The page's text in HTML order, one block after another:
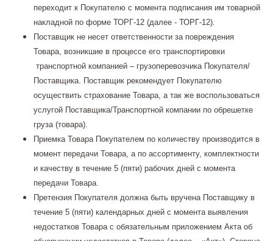
переходит к Покупателю с момента подписания им товарной
накладной по форме ТОРГ-12 (далее - ТОРГ-12).
Поставщик не несет ответственности за повреждения
Товара, возникшие в процессе его транспортировки
транспортной компанией – грузоперевозчика Покупателя/
Поставщика. Поставщик рекомендует Покупателю
осуществить страхование Товара, а так же воспользоваться
услугой Поставщика/Транспортной компании по обрешетке
груза (товара).
Приемка Товара Покупателем по количеству производится в
момент передачи Товара, а по ассортименту, комплектности
и качеству в течение 5 (пяти) рабочих дней с момента
передачи Товара.
Претензия Покупателя должна быть вручена Поставщику в
течение 5 (пяти) календарных дней с момента выявления
недостатков Товара с обязательным приложением Акта об